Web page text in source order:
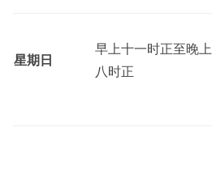
星期日
早上十一时正至晚上
八时正